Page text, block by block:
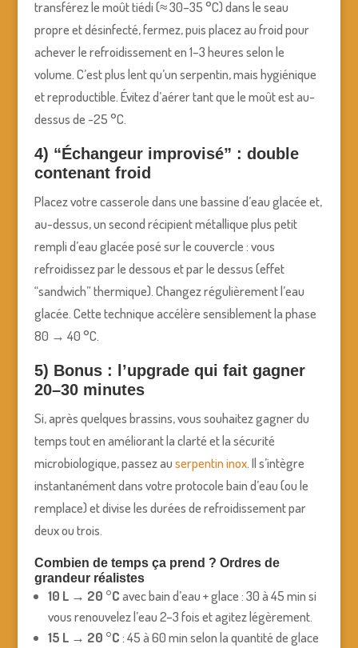
transférez le moût tiédi (≈ 30–35 °C) dans le seau
propre et désinfecté, fermez, puis placez au froid pour
achever le refroidissement en 1–3 heures selon le
volume. C’est plus lent qu’un serpentin, mais hygiénique
et reproductible. Évitez d’aérer tant que le moût est au-
dessus de ~25 °C.
4) “Échangeur improvisé” : double
contenant froid
Placez votre casserole dans une bassine d’eau glacée et,
au-dessus, un second récipient métallique plus petit
rempli d’eau glacée posé sur le couvercle : vous
refroidissez par le dessous et par le dessus (effet
“sandwich” thermique). Changez régulièrement l’eau
glacée. Cette technique accélère sensiblement la phase
80 → 40 °C.
5) Bonus : l’upgrade qui fait gagner
20–30 minutes
Si, après quelques brassins, vous souhaitez gagner du
temps tout en améliorant la clarté et la sécurité
microbiologique, passez auserpentin inox. Il s’intègre
instantanément dans votre protocole bain d’eau (ou le
remplace) et divise les durées de refroidissement par
deux ou trois.
Combien de temps ça prend ? Ordres de
grandeur réalistes
10 L → 20 °Cavec bain d’eau + glace : 30 à 45 min si
vous renouvelez l’eau 2–3 fois et agitez légèrement.
15 L → 20 °C: 45 à 60 min selon la quantité de glace